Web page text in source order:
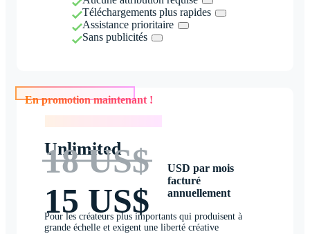
Téléchargements plus rapides
Assistance prioritaire
Sans publicités
En promotion maintenant !
Unlimited
18 US$
15 US$
USD par mois
facturé
annuellement
Pour les créateurs plus importants qui produisent à
grande échelle et exigent une liberté créative